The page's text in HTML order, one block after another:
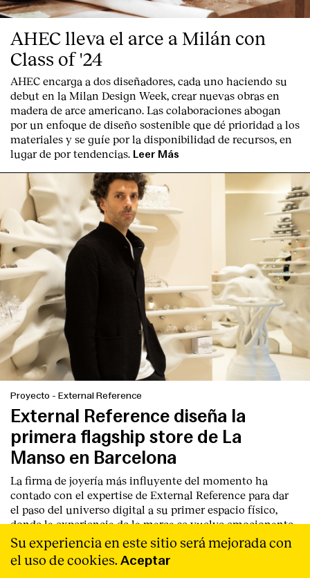
AHEC lleva el arce a Milán con
Class of '24
AHEC encarga a dos diseñadores, cada uno haciendo su
debut en la Milan Design Week, crear nuevas obras en
madera de arce americano. Las colaboraciones abogan
por un enfoque de diseño sostenible que dé prioridad a los
materiales y se guíe por la disponibilidad de recursos, en
lugar de por tendencias. Leer Más
Proyecto - External Reference
External Reference diseña la
primera flagship store de La
Manso en Barcelona
La firma de joyería más influyente del momento ha
contado con el expertise de External Reference para dar
el paso del universo digital a su primer espacio físico,
donde la experiencia de la marca se vuelve emocionante
y memorable Leer Más
Su experiencia en este sitio será mejorada con
el uso de cookies. Aceptar